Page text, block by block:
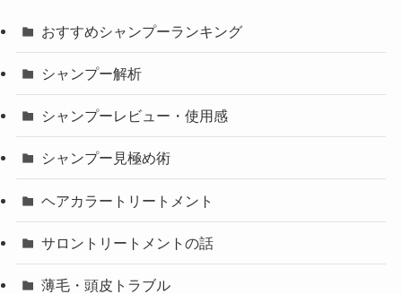
おすすめシャンプーランキング
シャンプー解析
シャンプーレビュー・使用感
シャンプー見極め術
ヘアカラートリートメント
サロントリートメントの話
薄毛・頭皮トラブル